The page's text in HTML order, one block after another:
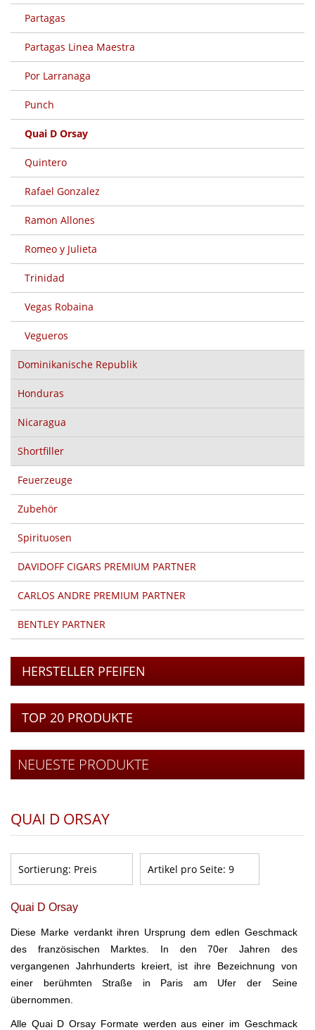
Partagas
Partagas Linea Maestra
Por Larranaga
Punch
Quai D Orsay
Quintero
Rafael Gonzalez
Ramon Allones
Romeo y Julieta
Trinidad
Vegas Robaina
Vegueros
Dominikanische Republik
Honduras
Nicaragua
Shortfiller
Feuerzeuge
Zubehör
Spirituosen
DAVIDOFF CIGARS PREMIUM PARTNER
CARLOS ANDRE PREMIUM PARTNER
BENTLEY PARTNER
HERSTELLER PFEIFEN
TOP 20 PRODUKTE
NEUESTE PRODUKTE
QUAI D ORSAY
Sortierung: Preis Artikel pro Seite: 9
Quai D Orsay
Diese Marke verdankt ihren Ursprung dem edlen Geschmack
des französischen Marktes. In den 70er Jahren des
vergangenen Jahrhunderts kreiert, ist ihre Bezeichnung von
einer berühmten Straße in Paris am Ufer der Seine
übernommen.
Alle Quai D Orsay Formate werden aus einer im Geschmack